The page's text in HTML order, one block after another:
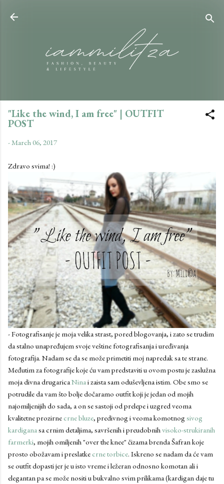
"Like the wind, I am free" | OUTFIT
POST
-March 06, 2017
Zdravo svima! :)
- Fotografisanje je moja velika strast, pored blogovanja, i zato se trudim
da stalno unapređujem svoje veštine fotografisanja i uređivanja
fotografija. Nadam se da se može primetiti moj napredak sa te strane.
Međutim za fotografije koje ću vam predstaviti u ovom postu je zaslužna
moja divna drugarica Nina i zaista sam oduševljena istim. Obe smo se
potrudile da vam što bolje dočaramo outfit koji je jedan od mojih
najomiljenijih do sada, a on se sastoji od prelepe i uzgred veoma
kvalitetne prozirnecrne bluze, predivnog i veoma komotnog sivog
kardigana sa crnim detaljima, savršenih i preudobnih visoko-strukiranih
farmerki, mojih omiljenih "over the knee" čizama brenda Šafran koje
prosto obožavam i preslatkecrne torbice. Iskreno se nadam da će vam
se outfit dopasti jer je u isto vreme i ležeran odnosno komotan ali i
elegantan pa se može nositi u bukvalno svim prilikama (kardigan daje tu